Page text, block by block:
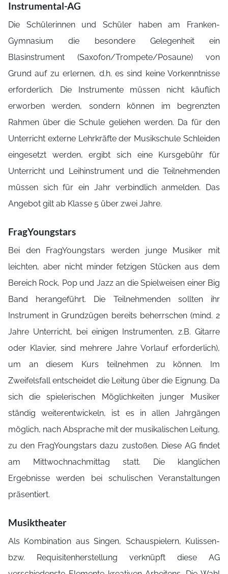
Instrumental-AG
Die Schülerinnen und Schüler haben am Franken-
Gymnasium die besondere Gelegenheit ein
Blasinstrument (Saxofon/Trompete/Posaune) von
Grund auf zu erlernen, d.h. es sind keine Vorkenntnisse
erforderlich. Die Instrumente müssen nicht käuflich
erworben werden, sondern können im begrenzten
Rahmen über die Schule geliehen werden. Da für den
Unterricht externe Lehrkräfte der Musikschule Schleiden
eingesetzt werden, ergibt sich eine Kursgebühr für
Unterricht und Leihinstrument und die Teilnehmenden
müssen sich für ein Jahr verbindlich anmelden. Das
Angebot gilt ab Klasse 5 über zwei Jahre.
FragYoungstars
Bei den FragYoungstars werden junge Musiker mit
leichten, aber nicht minder fetzigen Stücken aus dem
Bereich Rock, Pop und Jazz an die Spielweisen einer Big
Band herangeführt. Die Teilnehmenden sollten ihr
Instrument in Grundzügen bereits beherrschen (mind. 2
Jahre Unterricht, bei einigen Instrumenten, z.B. Gitarre
oder Klavier, sind mehrere Jahre Vorlauf erforderlich),
um an diesem Kurs teilnehmen zu können. Im
Zweifelsfall entscheidet die Leitung über die Eignung. Da
sich die spielerischen Möglichkeiten junger Musiker
ständig weiterentwickeln, ist es in allen Jahrgängen
möglich, nach Absprache mit der musikalischen Leitung,
zu den FragYoungstars dazu zustoßen. Diese AG findet
am Mittwochnachmittag statt. Die klanglichen
Ergebnisse werden bei schulischen Veranstaltungen
präsentiert.
Musiktheater
Als Kombination aus Singen, Schauspielern, Kulissen-
bzw. Requisitenherstellung verknüpft diese AG